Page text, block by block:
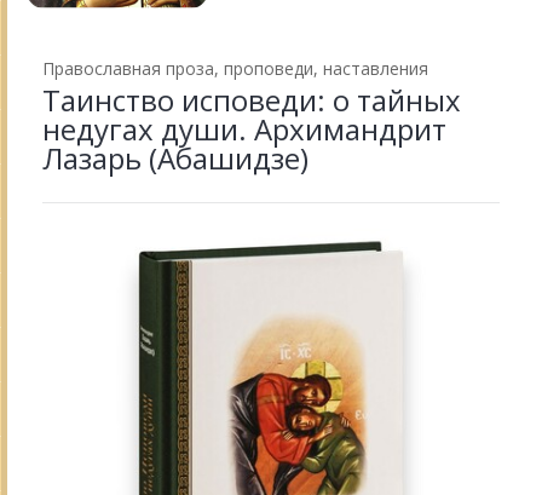
Православная проза, проповеди, наставления
Таинство исповеди: о тайных
недугах души. Архимандрит
Лазарь (Абашидзе)